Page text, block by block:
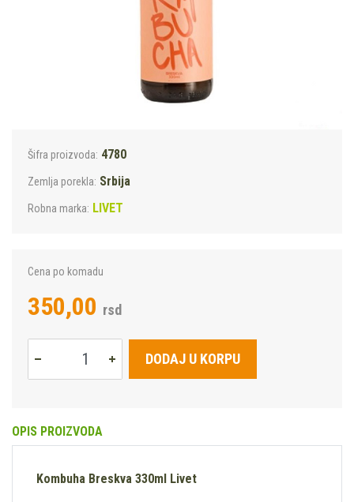
Šifra proizvoda: 4780
Zemlja porekla: Srbija
Robna marka: LIVET
Cena po komadu
350,00 rsd
DODAJ U KORPU
OPIS PROIZVODA
Kombuha Breskva 330ml Livet